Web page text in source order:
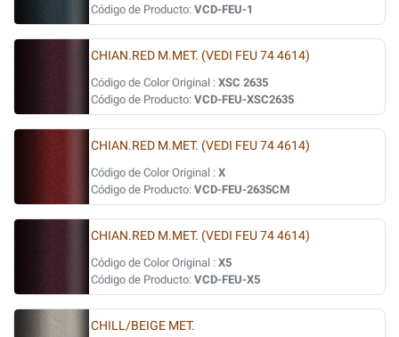
Código de Producto: VCD-FEU-1
CHIAN.RED M.MET. (VEDI FEU 74 4614)
Código de Color Original : XSC 2635
Código de Producto: VCD-FEU-XSC2635
CHIAN.RED M.MET. (VEDI FEU 74 4614)
Código de Color Original : X
Código de Producto: VCD-FEU-2635CM
CHIAN.RED M.MET. (VEDI FEU 74 4614)
Código de Color Original : X5
Código de Producto: VCD-FEU-X5
CHILL/BEIGE MET.